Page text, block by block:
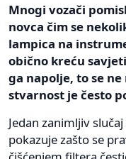
Mnogi vozači
novca čim se
lampica na
obično kreću
ga napolje, to se
stvarnost je često
Jedan zanimljiv
pokazuje zašto se